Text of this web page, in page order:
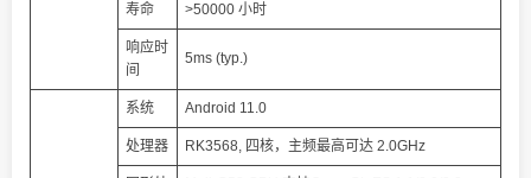
寿命 >50000 小时
响应时
间
5ms (typ.)
系统 Android 11.0
处理器 RK3568, 四核，主频最高可达 2.0GHz